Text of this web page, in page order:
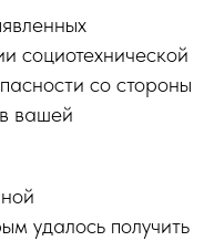
социотехнической
со стороны
вашей
удалось получить